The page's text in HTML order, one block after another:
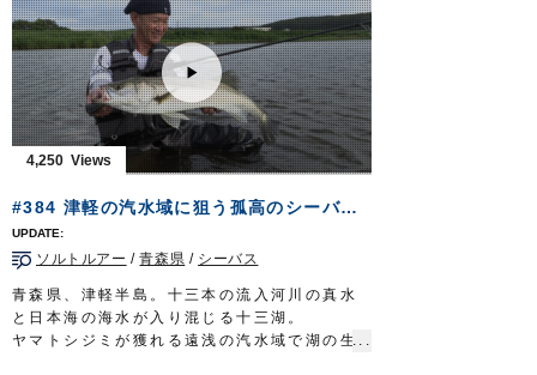
都会のオアシスでゲームに興じるのは堀田光
哉さん。ショアからのソルトルアーの醍醐味
を発信し続けてきた。
海鳥騒ぐロングアイランドのサーフから狙う
のは『フルーク』＝ヒラメ。
未だ見ぬ魚を求めて……文化の香り漂うサー
フに挑むショア・キャスティングゲーム。艶
やかで、華やかなる釣りが幕を開ける。
■タックル①
ロッド：サーフロッド MH 10ft4in
リール：4000番クラス XGスピニングリール
メインライン：PE 1号（8本ヨリ）
リーダー：フロロ 25lb
ルアー：メタルジグ 32g/シンキングペンシル
95mm ほか
4,250
#384 津軽の汽水域に狙う孤高のシーバス～技を尽くす本州北端のルアーゲーム～
ソルトルアー /青森県 / シーバス
青森県、津軽半島。十三本の流入河川の真水
と日本海の海水が入り混じる十三湖。
ヤマトシジミが獲れる遠浅の汽水域で湖の生